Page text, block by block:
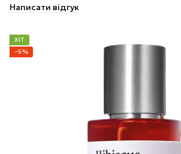
Написати відгук
ХІТ
−5%